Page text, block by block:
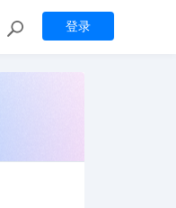
登录